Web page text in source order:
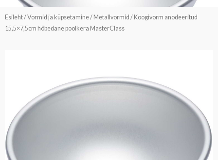
Esileht/Vormid ja küpsetamine/ Metallvormid / Koogivorm anodeeritud
15,5×7,5cm hõbedane poolkera MasterClass